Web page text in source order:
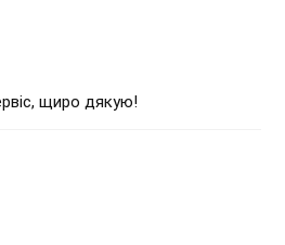
щиро дякую!